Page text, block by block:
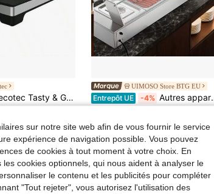
Plancha électrique en acier inoxydable 2000 W, plaque RockStone antiadhésive, thermostat réglable, 5 niveaux de puissance, amovible, passe au lave-vaisselle (3094)
UIMOSO Store BTG EU
Entrepôt UE -4% Autres appareils de cuisine
sur notre site web afin de vous fournir le service
expérience de navigation possible. Vous pouvez
de cookies à tout moment à votre choix. En
cookies optionnels, qui nous aident à analyser le
le contenu et les publicités pour compléter
"Tout rejeter", vous autorisez l'utilisation des